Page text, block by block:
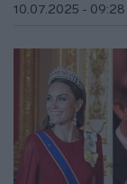
10.07.2025 - 09:28